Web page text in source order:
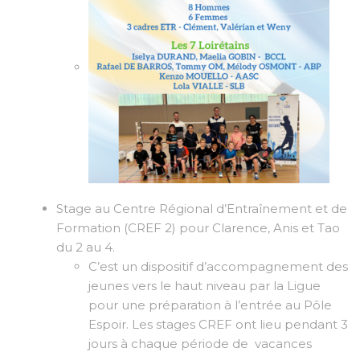
Stage au Centre Régional d’Entraînement et de
Formation (CREF 2) pour Clarence, Anis et Tao
du 2 au 4.
C’est un dispositif d’accompagnement des
jeunes vers le haut niveau par la Ligue
pour une préparation à l’entrée au Pôle
Espoir. Les stages CREF ont lieu pendant 3
jours à chaque période de vacances